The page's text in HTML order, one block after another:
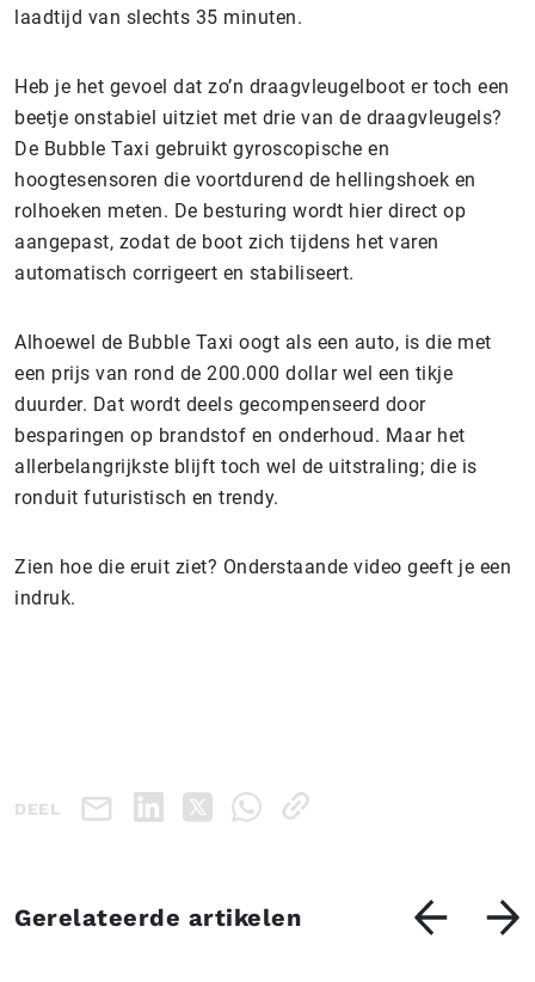
laadtijd van slechts 35 minuten.
Heb je het gevoel dat zo’n draagvleugelboot er toch een
beetje onstabiel uitziet met drie van de draagvleugels?
De Bubble Taxi gebruikt gyroscopische en
hoogtesensoren die voortdurend de hellingshoek en
rolhoeken meten. De besturing wordt hier direct op
aangepast, zodat de boot zich tijdens het varen
automatisch corrigeert en stabiliseert.
Alhoewel de Bubble Taxi oogt als een auto, is die met
een prijs van rond de 200.000 dollar wel een tikje
duurder. Dat wordt deels gecompenseerd door
besparingen op brandstof en onderhoud. Maar het
allerbelangrijkste blijft toch wel de uitstraling; die is
ronduit futuristisch en trendy.
Zien hoe die eruit ziet? Onderstaande video geeft je een
indruk.
DEEL
Gerelateerde artikelen